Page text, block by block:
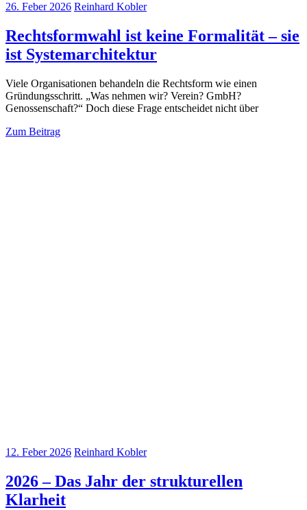
26. Feber 2026 Reinhard Kobler
Rechtsformwahl ist keine Formalität – sie
ist Systemarchitektur
Viele Organisationen behandeln die Rechtsform wie einen
Gründungsschritt. „Was nehmen wir? Verein? GmbH?
Genossenschaft?“ Doch diese Frage entscheidet nicht über
Zum Beitrag
12. Feber 2026 Reinhard Kobler
2026 – Das Jahr der strukturellen
Klarheit